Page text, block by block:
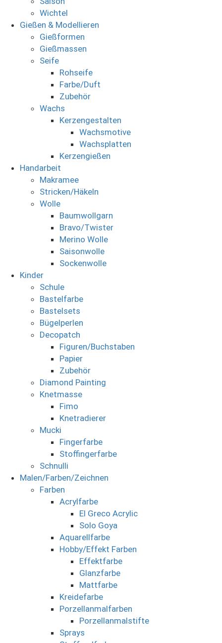
Wichtel
Gießen & Modellieren
Gießformen
Gießmassen
Seife
Rohseife
Farbe/Duft
Zubehör
Wachs
Kerzengestalten
Wachsmotive
Wachsplatten
Kerzengießen
Handarbeit
Makramee
Stricken/Häkeln
Wolle
Baumwollgarn
Bravo/Twister
Merino Wolle
Saisonwolle
Sockenwolle
Kinder
Schule
Bastelfarbe
Bastelsets
Bügelperlen
Decopatch
Figuren/Buchstaben
Papier
Zubehör
Diamond Painting
Knetmasse
Fimo
Knetradierer
Mucki
Fingerfarbe
Stoffingerfarbe
Schnulli
Malen/Farben/Zeichnen
Farben
Acrylfarbe
El Greco Acrylic
Solo Goya
Aquarellfarbe
Hobby/Effekt Farben
Effektfarbe
Glanzfarbe
Mattfarbe
Kreidefarbe
Porzellanmalfarben
Porzellanmalstifte
Sprays